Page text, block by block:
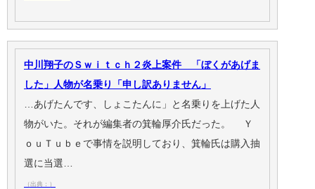
中川翔子のＳｗｉｔｃｈ２炎上案件 「ぼくがあげま
した」人物が名乗り「申し訳ありません」
…あげたんです、しょこたんに」と名乗りを上げた人
物がいた。それが編集者の箕輪厚介氏だった。 Ｙ
ｏｕＴｕｂｅで事情を説明しており、箕輪氏は購入抽
選に当選…
（出典：）